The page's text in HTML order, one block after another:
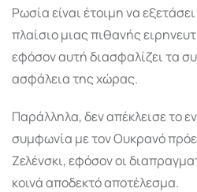
Ρωσία είναι έτοιμη να
πλαίσιο μιας πιθανής
εφόσον αυτή διασφαλίζει τα
ασφάλεια της χώρας.
Παράλληλα, δεν απέκλεισε το
συμφωνία με τον Ουκρανό
Ζελένσκι, εφόσον οι
κοινά αποδεκτό αποτέλεσμα.